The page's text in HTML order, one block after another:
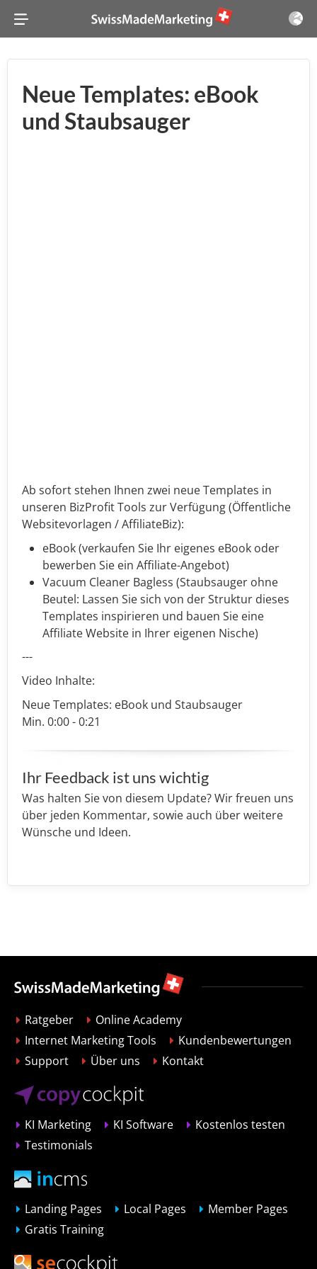
Neue Templates: eBook
und Staubsauger
Ab sofort stehen Ihnen zwei neue Templates in
unseren BizProfit Tools zur Verfügung (Öffentliche
Websitevorlagen / AffiliateBiz):
eBook (verkaufen Sie Ihr eigenes eBook oder
bewerben Sie ein Affiliate-Angebot)
Vacuum Cleaner Bagless (Staubsauger ohne
Beutel: Lassen Sie sich von der Struktur dieses
Templates inspirieren und bauen Sie eine
Affiliate Website in Ihrer eigenen Nische)
---
Video Inhalte:
Neue Templates: eBook und Staubsauger
Min. 0:00 - 0:21
Ihr Feedback ist uns wichtig
Was halten Sie von diesem Update? Wir freuen uns
über jeden Kommentar, sowie auch über weitere
Wünsche und Ideen.
Ratgeber
Online Academy
Internet Marketing Tools
Kundenbewertungen
Support
Über uns Kontakt
KI Marketing KI Software
Kostenlos testen
Testimonials
Landing Pages Local Pages
Member Pages
Gratis Training